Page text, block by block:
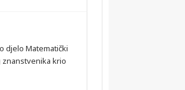
djelo Matematički
krio